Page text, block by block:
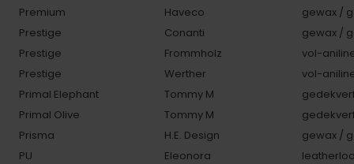
Premium
Haveco
gewax /
Prestige
Conanti
gewax /
Prestige
Frommholz
vol-
Prestige
Werther
vol-
Primal Elephant
Tommy M
Primal Olive
Tommy M
Prisma
H.E. Design
gewax /
PU
Eleonora